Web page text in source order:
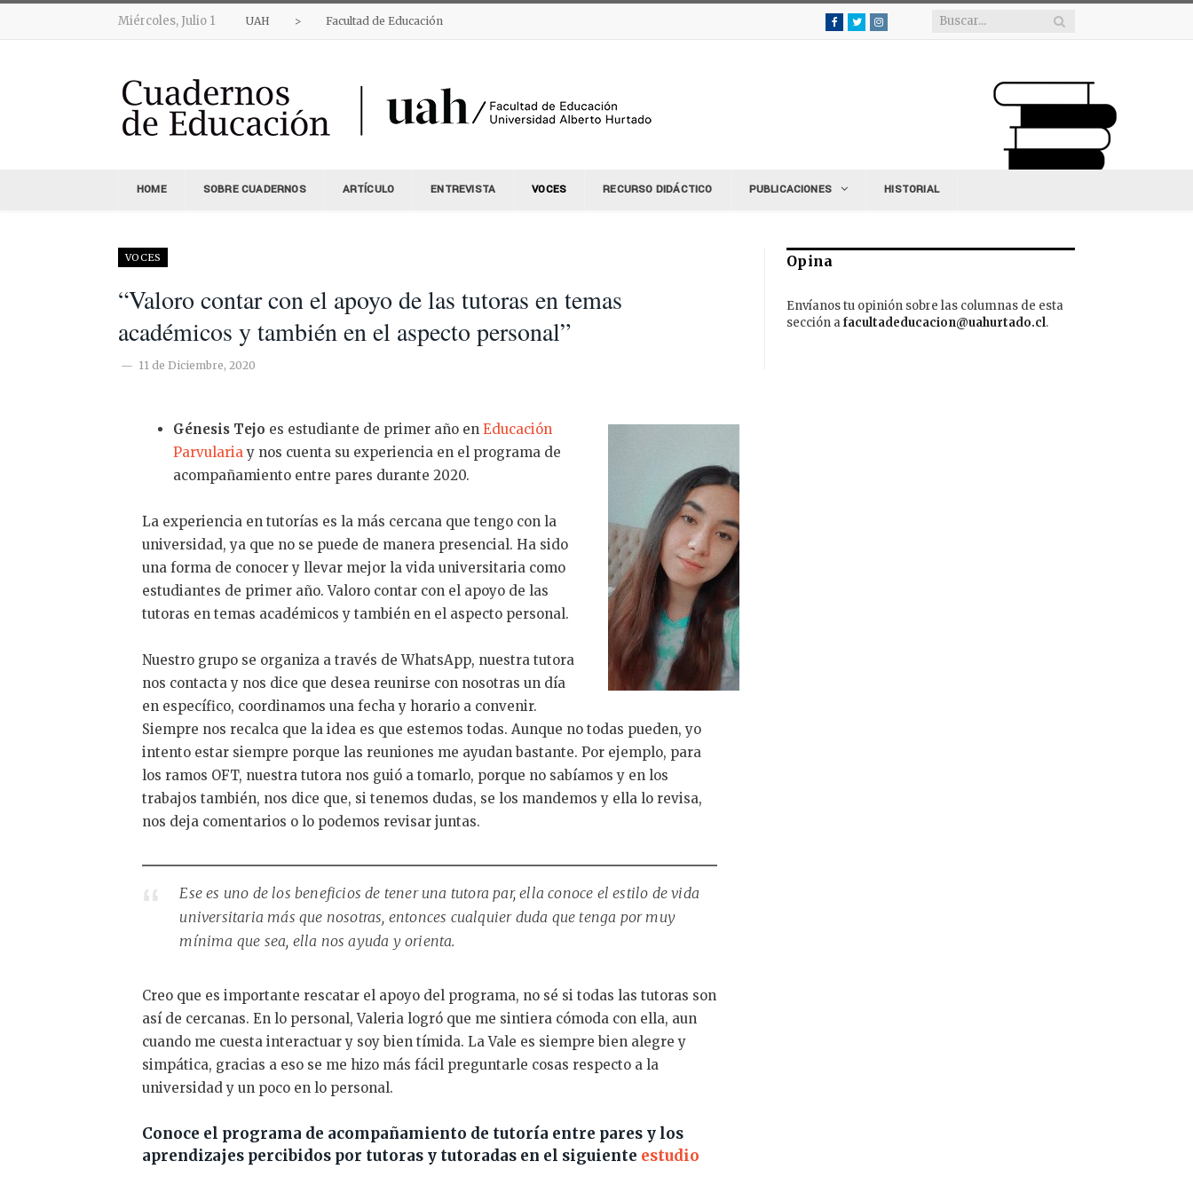
Miércoles, Julio 1 Facebook
TwitterInstagram
UAH > Facultad de Educación
HOME SOBRE CUADERNOS ARTÍCULO ENTREVISTA VOCES RECURSO DIDÁCTICO PUBLICACIONES HISTORIAL
VOCES
“Valoro contar con el apoyo de las tutoras en temas
académicos y también en el aspecto personal”
11 de Diciembre, 2020
Génesis Tejo es estudiante de primer año enEducación
Parvulariay nos cuenta su experiencia en el programa de
acompañamiento entre pares durante 2020.
La experiencia en tutorías es la más cercana que tengo con la
universidad, ya que no se puede de manera presencial. Ha sido
una forma de conocer y llevar mejor la vida universitaria como
estudiantes de primer año. Valoro contar con el apoyo de las
tutoras en temas académicos y también en el aspecto personal.
Nuestro grupo se organiza a través de WhatsApp, nuestra tutora
nos contacta y nos dice que desea reunirse con nosotras un día
en específico, coordinamos una fecha y horario a convenir.
Siempre nos recalca que la idea es que estemos todas. Aunque no todas pueden, yo
intento estar siempre porque las reuniones me ayudan bastante. Por ejemplo, para
los ramos OFT, nuestra tutora nos guió a tomarlo, porque no sabíamos y en los
trabajos también, nos dice que, si tenemos dudas, se los mandemos y ella lo revisa,
nos deja comentarios o lo podemos revisar juntas.
Ese es uno de los beneficios de tener una tutora par, ella conoce el estilo de vida
universitaria más que nosotras, entonces cualquier duda que tenga por muy
mínima que sea, ella nos ayuda y orienta.
Creo que es importante rescatar el apoyo del programa, no sé si todas las tutoras son
así de cercanas. En lo personal, Valeria logró que me sintiera cómoda con ella, aun
cuando me cuesta interactuar y soy bien tímida. La Vale es siempre bien alegre y
simpática, gracias a eso se me hizo más fácil preguntarle cosas respecto a la
universidad y un poco en lo personal.
Conoce el programa de acompañamiento de tutoría entre pares y los
aprendizajes percibidos por tutoras y tutoradas en el siguiente estudio
Opina
Envíanos tu opinión sobre las columnas de esta
sección afacultadeducacion@uahurtado.cl.